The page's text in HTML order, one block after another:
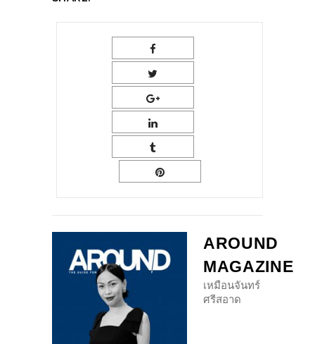
AROUND
MAGAZINE
เหมือนจันทร์
ศรีสอาด